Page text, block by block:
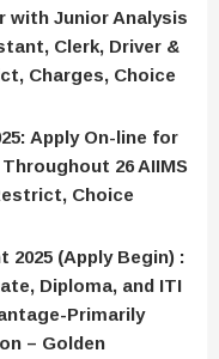
with Junior Analysis
Clerk, Driver &
Charges, Choice
Apply On-line for
26 AIIMS
Choice
2025 (Apply Begin) :
Diploma, and ITI
Primarily
– Golden